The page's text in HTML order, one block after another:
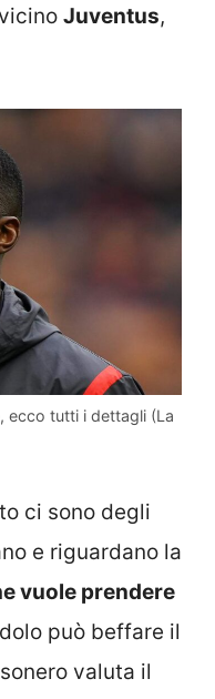
Juventus,
ecco tutti i dettagli (La
ci sono degli
e riguardano la
vuole prendere
può beffare il
valuta il